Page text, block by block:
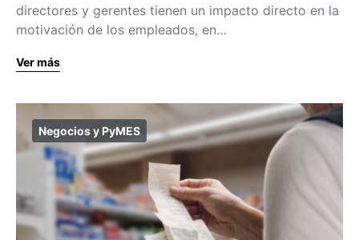
directores y gerentes tienen un impacto directo en la
motivación de los empleados, en…
Ver más
Negocios y PyMES